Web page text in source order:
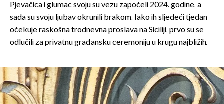
Pjevačica i glumac svoju su vezu započeli 2024. godine, a
sada su svoju ljubav okrunili brakom. Iako ih sljedeći tjedan
očekuje raskošna trodnevna proslava na Siciliji, prvo su se
odlučili za privatnu građansku ceremoniju u krugu najbližih.